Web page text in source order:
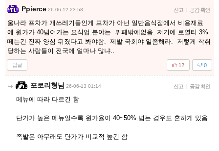
Ppierce 26-06-12 23:58 신고 | 공감 확인
울나라 프차가 개쓰레기들인게 프차가 아닌 일반음식점에서 비용재료
에 원가가 40넘어가는 요식업 분야는 뷔페밖에없음. 저기에 로열티 3%
떼는건 진짜 양심 뒤졌다고 봐야함. 제발 국회야 일좀해라. 저렇게 착취
당하는 사람들이 전국에 얼마나 많냐..
답글 0
12
포로리형님 26-06-13 01:14 신고 | 공감 확인
메뉴에 따라 다르긴 함
단가가 높은 메뉴일수록 원가율이 40~50% 넘는 경우도 흔하게 있음
족발은 아무래도 단가가 비교적 높긴 함